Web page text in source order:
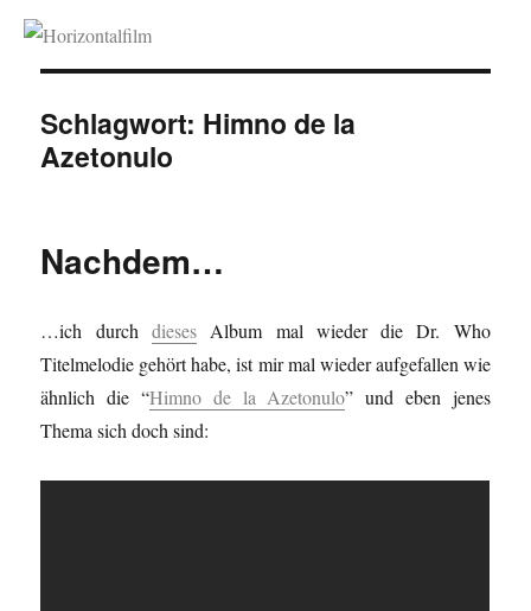
Horizontalfilm
Schlagwort: Himno de la
Azetonulo
Nachdem…
…ich durch diesesAlbum mal wieder die Dr. Who
Titelmelodie gehört habe, ist mir mal wieder aufgefallen wie
ähnlich die “Himno de la Azetonulo” und eben jenes
Thema sich doch sind: